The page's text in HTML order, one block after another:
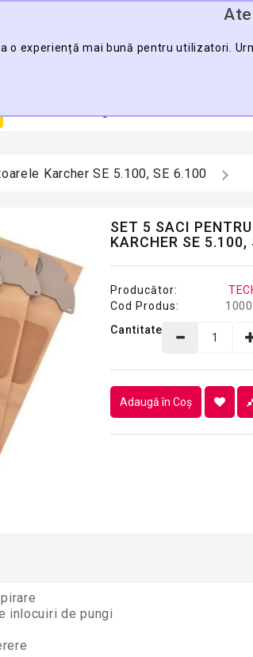
o experiență mai bună pentru utilizatori.
Karcher SE 5.100, SE 6.100
SET 5 SACI
KARCHER SE 5.100,
Producător:
Cod Produs:
Cantitate
Adaugă în Coş
inlocuiri de pungi